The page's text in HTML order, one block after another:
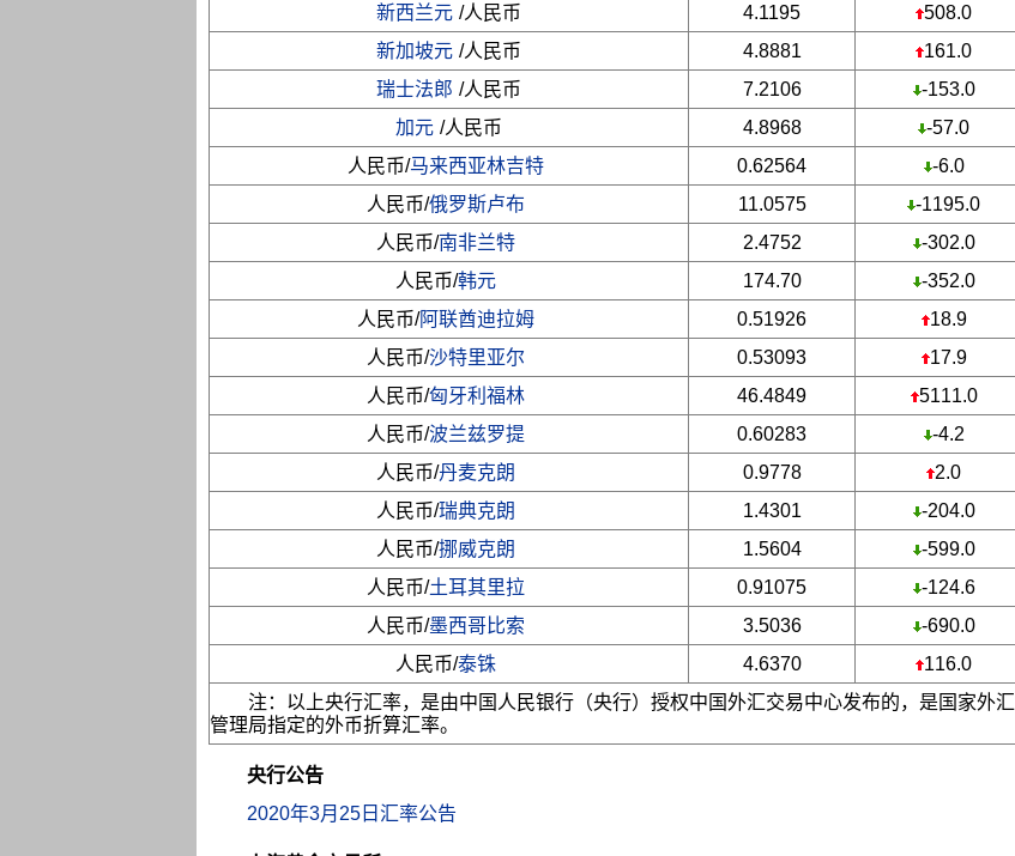
新西兰元 /人民币 4.1195
508.0
新加坡元 /人民币 4.8881
161.0
瑞士法郎 /人民币 7.2106
-153.0
加元 /人民币 4.8968
-57.0
人民币/马来西亚林吉特 0.62564
-6.0
人民币/俄罗斯卢布 11.0575
-1195.0
人民币/南非兰特 2.4752
-302.0
人民币/韩元 174.70
-352.0
人民币/阿联酋迪拉姆 0.51926
18.9
人民币/沙特里亚尔 0.53093
17.9
人民币/匈牙利福林 46.4849
5111.0
人民币/波兰兹罗提 0.60283
-4.2
人民币/丹麦克朗 0.9778
2.0
人民币/瑞典克朗 1.4301
-204.0
人民币/挪威克朗 1.5604
-599.0
人民币/土耳其里拉 0.91075
-124.6
人民币/墨西哥比索 3.5036
-690.0
人民币/泰铢 4.6370
116.0
注：以上央行汇率，是由中国人民银行（央行）授权中国外汇交易中心发布的，是国家外汇
管理局指定的外币折算汇率。
央行公告
2020年3月25日汇率公告